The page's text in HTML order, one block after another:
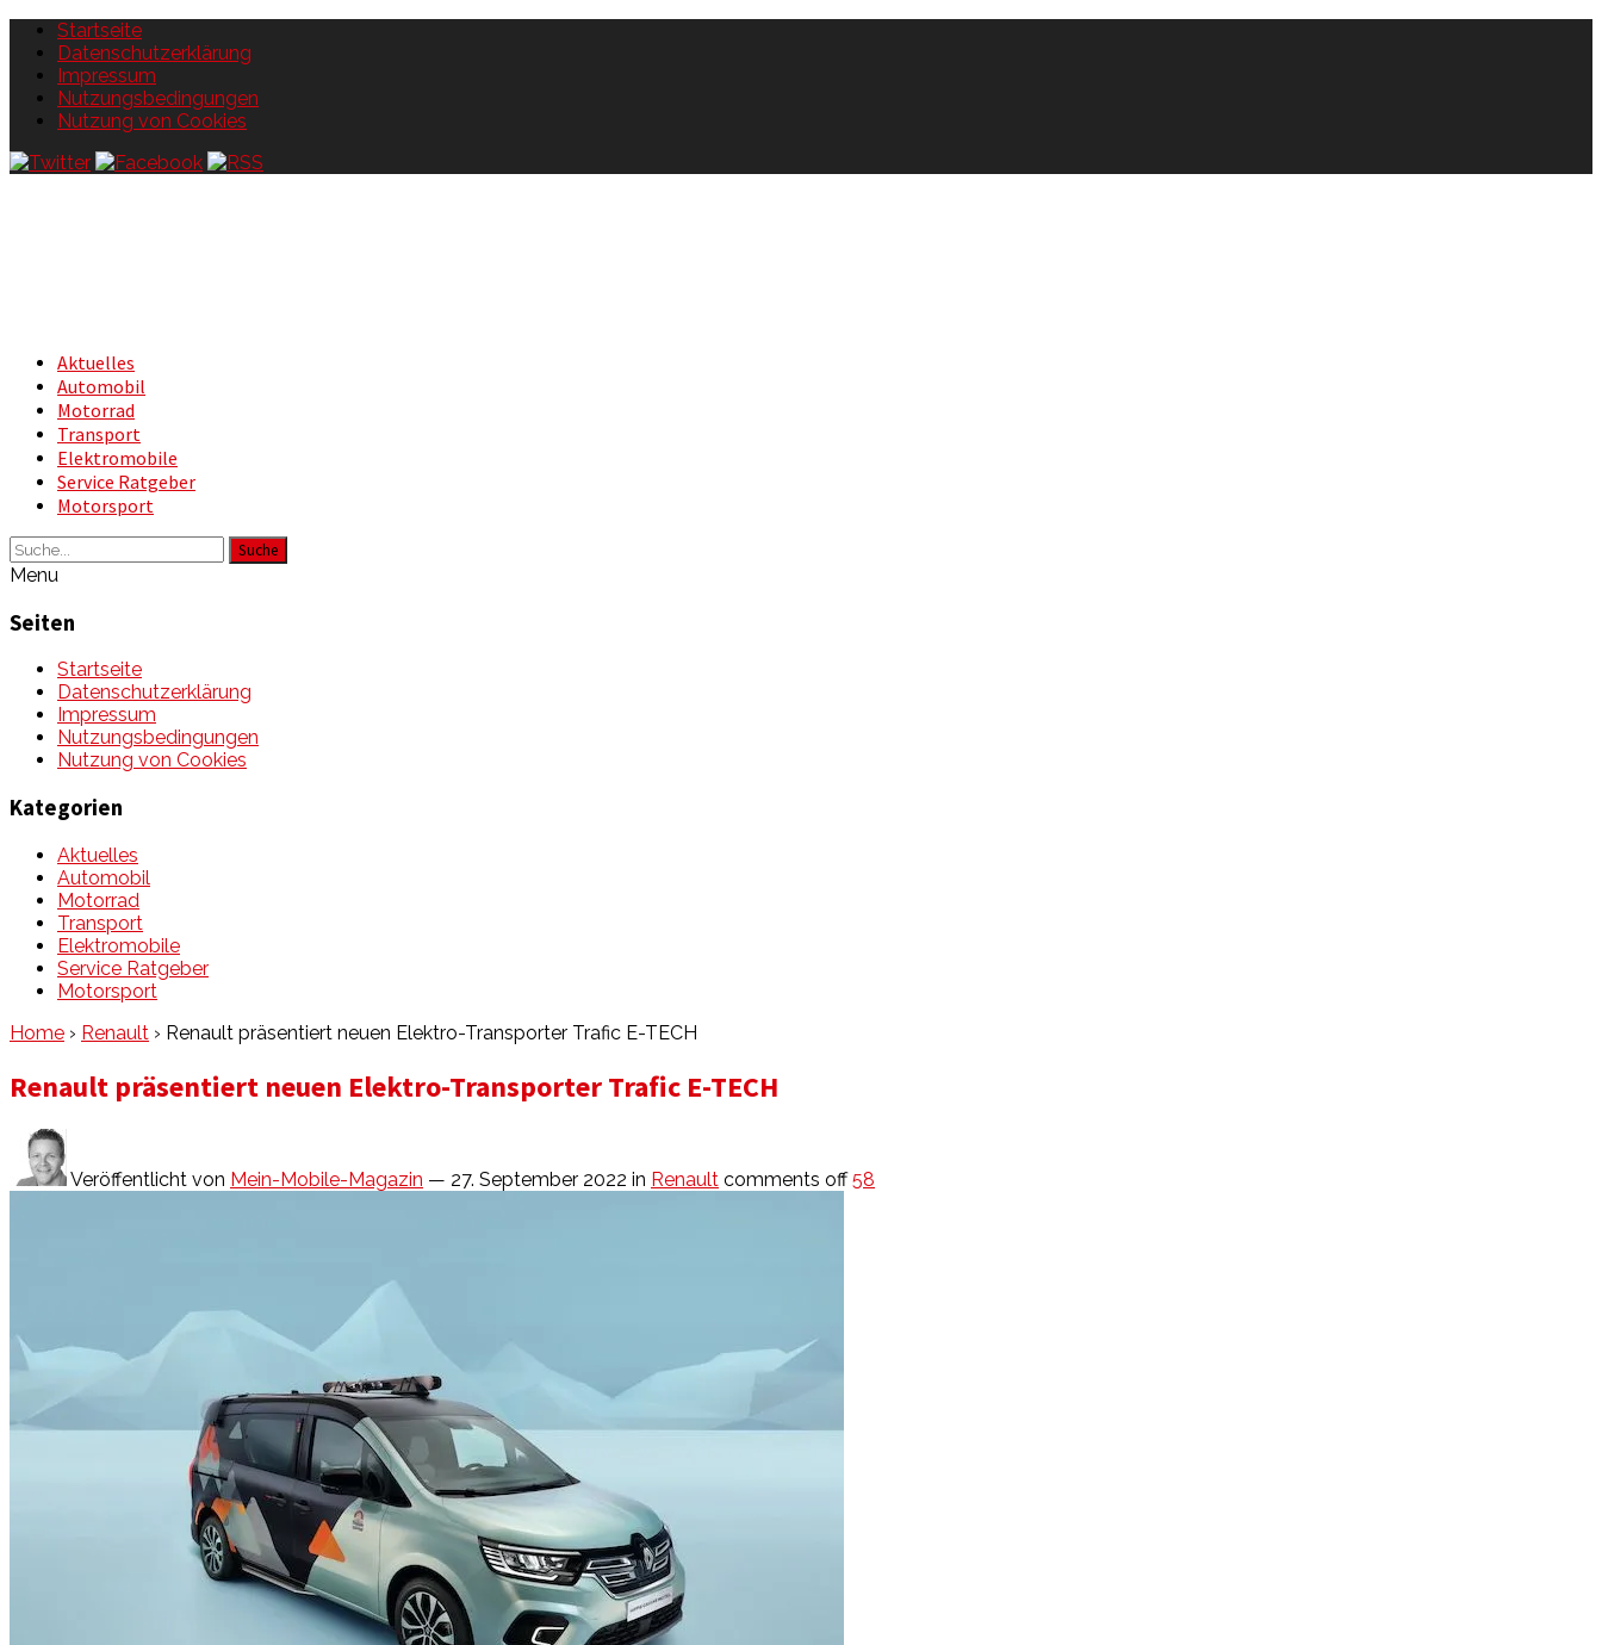
Startseite
Datenschutzerklärung
Impressum
Nutzungsbedingungen
Nutzung von Cookies
Aktuelles
Automobil
Motorrad
Transport
Elektromobile
Service Ratgeber
Motorsport
Suche
Menu
Seiten
Startseite
Datenschutzerklärung
Impressum
Nutzungsbedingungen
Nutzung von Cookies
Kategorien
Aktuelles
Automobil
Motorrad
Transport
Elektromobile
Service Ratgeber
Motorsport
Home › Renault › Renault präsentiert neuen Elektro-Transporter Trafic E-TECH
Renault präsentiert neuen Elektro-Transporter Trafic E-TECH
Veröffentlicht von Mein-Mobile-Magazin — 27. September 2022 in Renault comments off 58